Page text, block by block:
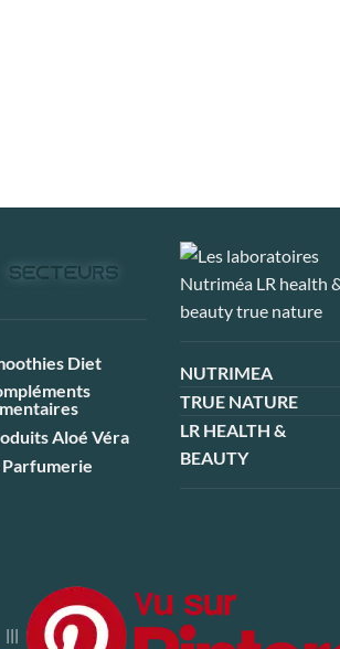
Diet
Aloé Véra
Parfumerie
NUTRIMEA
TRUE NATURE
LR HEALTH &
BEAUTY
|||